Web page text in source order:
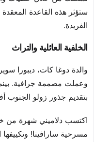
ستؤثر هذه القاعدة
الفريدة.
الخلفية العائلية والتراث
والدة دوغا كات، ديبورا
وعملت مصممة جرافية.
بتقديم جذور زولو الجنوب
اكتسب دلاميني شهرة من
مسرحية سارافينا!